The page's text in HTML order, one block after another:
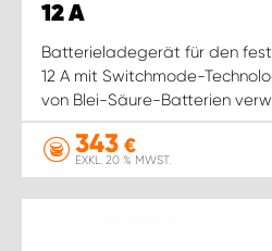
12 A
Batterieladegerät für den
12 A mit Switchmode-
von Blei-Säure-Batterien
343 €
EXKL. 20 % MWST.